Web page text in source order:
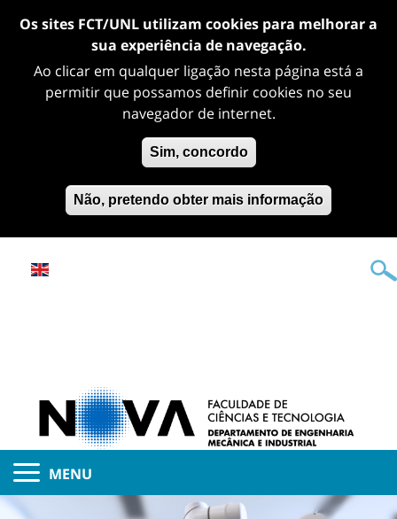
Os sites FCT/UNL utilizam cookies para melhorar a
sua experiência de navegação.
Ao clicar em qualquer ligação nesta página está a
permitir que possamos definir cookies no seu
navegador de internet.
Sim, concordo
Não, pretendo obter mais informação
MENU